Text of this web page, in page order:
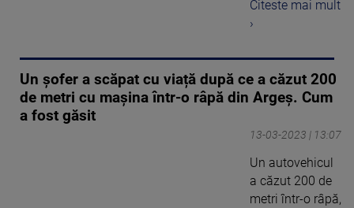
Citeste mai mult
›
Un șofer a scăpat cu viață după ce a căzut 200
de metri cu mașina într-o râpă din Argeș. Cum
a fost găsit
13-03-2023 | 13:07
Un autovehicul
a căzut 200 de
metri într-o râpă,